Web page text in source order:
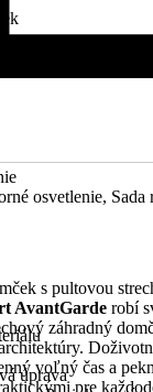
Záhradný
osvetlenie, Sada
úprava
s pultovou
AvantGarde robí
záhradný
voľný čas a
pre